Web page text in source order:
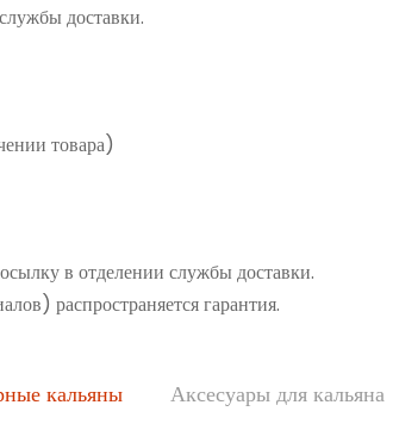
доставки.
товара)
в отделении службы доставки.
распространяется гарантия.
кальяны Аксесуары для кальяна